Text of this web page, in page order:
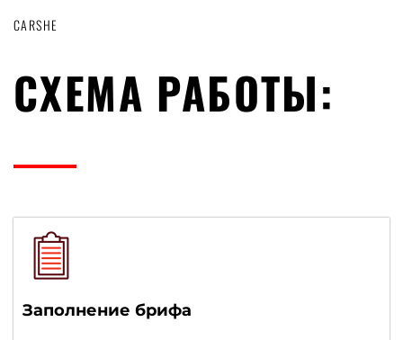
CARSHE
СХЕМА РАБОТЫ:
Заполнение брифа